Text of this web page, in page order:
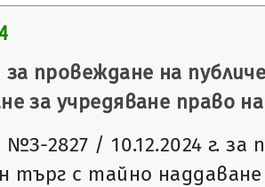
за провеждане на
за учредяване право
2827 / 10.12.2024 г. за
търг с тайно